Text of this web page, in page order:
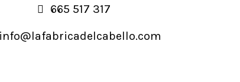
665 517 317
info@lafabricadelcabello.com